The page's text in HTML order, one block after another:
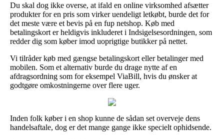
Du skal dog ikke overse, at ifald en online virksomhed afsætter
produkter for en pris som virker uendeligt letkøbt, burde det for
det meste være et bevis på en fup netshop. Køb med
betalingskort er heldigvis inkluderet i Indsigelsesordningen, som
redder dig som køber imod uoprigtige butikker på nettet.
Vi tilråder køb med gængse betalingskort eller betalinger med
mobilen. Som et alternativ burde du drage nytte af en
afdragsordning som for eksempel ViaBill, hvis du ønsker at
godtgøre omkostningerne over flere uger.
Inden folk køber i en shop kunne de sådan set overveje dens
handelsaftale, dog er det mange gange ikke specielt ophidsende.